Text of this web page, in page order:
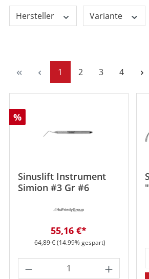
Hersteller Variante
Seite
1 Seite
2 Seite
3 Seite
4
Rabatt
%
Sinuslift Instrument
Simion #3 Gr #6
Verkaufspreis:
55,16 €*
Regulärer Preis:
64,89 €(14.99% gespart)
Produkt Anzahl: Gib